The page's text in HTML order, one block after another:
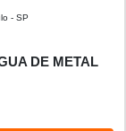
- SP
DE METAL